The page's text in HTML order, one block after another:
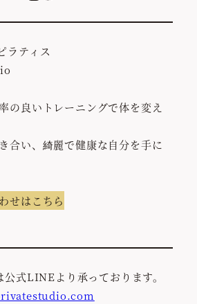
ラティス
の良いトレーニングで体を変え
合い、綺麗で健康な自分を手に
せはこちら
式LINEより承っております。